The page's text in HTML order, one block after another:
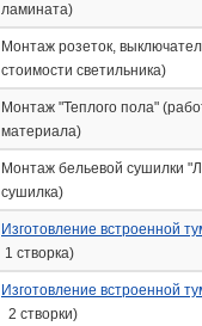
ламината)
Монтаж розеток,
стоимости светильника)
Монтаж "Теплого пола"
материала)
Монтаж бельевой сушилки
сушилка)
Изготовление встроенной
1 створка)
Изготовление встроенной
2 створки)